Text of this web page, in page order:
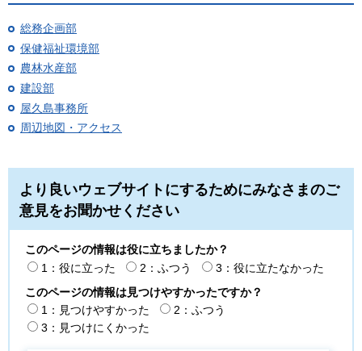
総務企画部
保健福祉環境部
農林水産部
建設部
屋久島事務所
周辺地図・アクセス
より良いウェブサイトにするためにみなさまのご
意見をお聞かせください
このページの情報は役に立ちましたか？
1：役に立った
2：ふつう
3：役に立たなかった
このページの情報は見つけやすかったですか？
1：見つけやすかった
2：ふつう
3：見つけにくかった